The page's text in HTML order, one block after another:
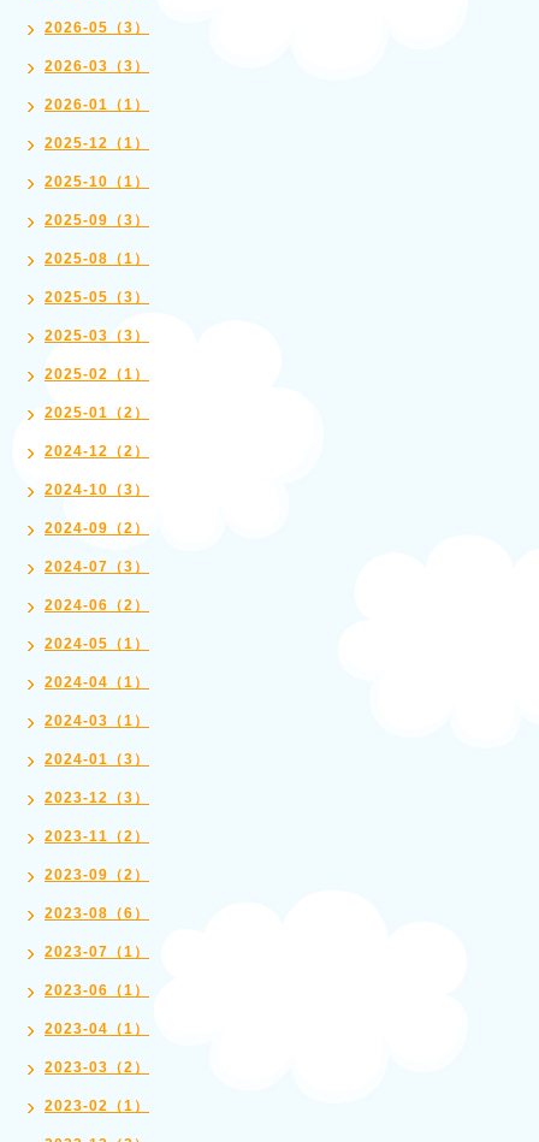
2026-05（3）
2026-03（3）
2026-01（1）
2025-12（1）
2025-10（1）
2025-09（3）
2025-08（1）
2025-05（3）
2025-03（3）
2025-02（1）
2025-01（2）
2024-12（2）
2024-10（3）
2024-09（2）
2024-07（3）
2024-06（2）
2024-05（1）
2024-04（1）
2024-03（1）
2024-01（3）
2023-12（3）
2023-11（2）
2023-09（2）
2023-08（6）
2023-07（1）
2023-06（1）
2023-04（1）
2023-03（2）
2023-02（1）